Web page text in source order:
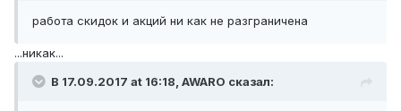
работа скидок и акций ни как не разграничена
...никак...
В 17.09.2017 at 16:18, AWARO сказал: